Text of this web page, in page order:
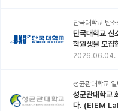
단국대학교 탄
단국대학교 신
학원생을 모집
2026.06.04.
성균관대학교
성균관대학교
다. (EIEM